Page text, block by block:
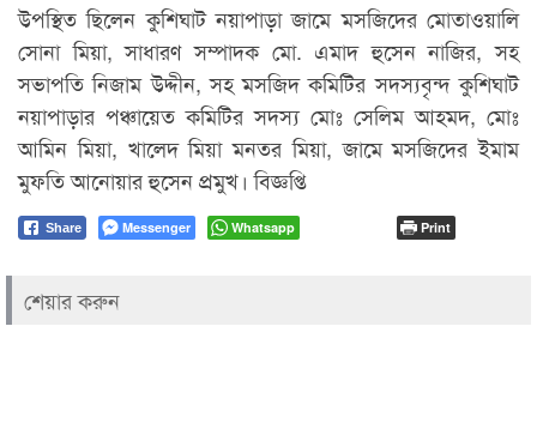
উপস্থিত ছিলেন কুশিঘাট নয়াপাড়া জামে মসজিদের মোতাওয়ালি
সোনা মিয়া, সাধারণ সম্পাদক মো. এমাদ হুসেন নাজির, সহ
সভাপতি নিজাম উদ্দীন, সহ মসজিদ কমিটির সদস্যবৃন্দ কুশিঘাট
নয়াপাড়ার পঞ্চায়েত কমিটির সদস্য মোঃ সেলিম আহমদ, মোঃ
আমিন মিয়া, খালেদ মিয়া মনতর মিয়া, জামে মসজিদের ইমাম
মুফতি আনোয়ার হুসেন প্রমুখ। বিজ্ঞপ্তি
Share Messenger Whatsapp Print
শেয়ার করুন